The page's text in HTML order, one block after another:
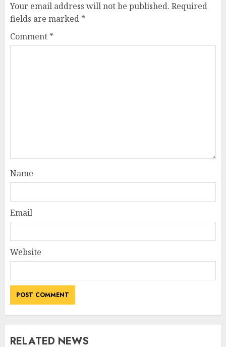
Your email address will not be published. Required
fields are marked *
Comment *
Name
Email
Website
RELATED NEWS